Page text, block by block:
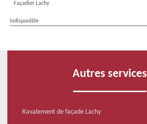
Façadier Lachy
indisponible
Autres services
Ravalement de façade Lachy